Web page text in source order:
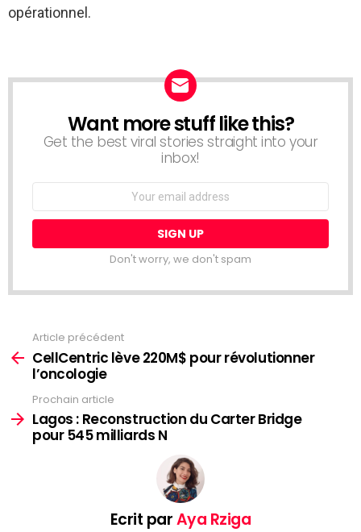
opérationnel.
NEWSLETTER
Want more stuff like this?
Get the best viral stories straight into your
inbox!
Don't worry, we don't spam
plus
Article précédent
CellCentric lève 220M$ pour révolutionner
l’oncologie
Prochain article
Lagos : Reconstruction du Carter Bridge
pour 545 milliards N
Ecrit parAya Rziga